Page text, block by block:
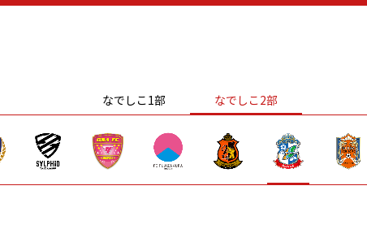
- -
なでしこ1部 なでしこ2部